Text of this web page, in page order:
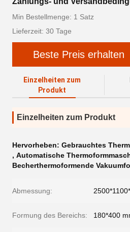
Min Bestellmenge: 1 Satz
Lieferzeit: 30 Tage
Beste Preis erhalten
Einzelheiten zum
Produkt
Einzelheiten zum Produkt
Hervorheben: Gebrauchtes
, Automatische
Becherthermoformende
Abmessung:
Formung des Bereichs: 180*400